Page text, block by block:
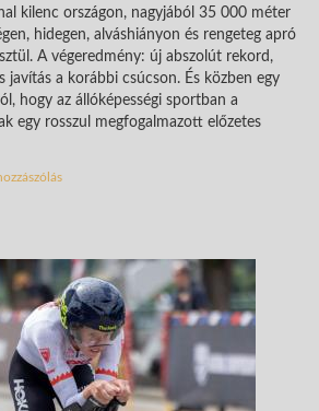
kilenc országon, nagyjából 35 000 méter
hidegen, alváshiányon és rengeteg apró
A végeredmény: új abszolút rekord,
a korábbi csúcson. És közben egy
hogy az állóképességi sportban a
egy rosszul megfogalmazott előzetes